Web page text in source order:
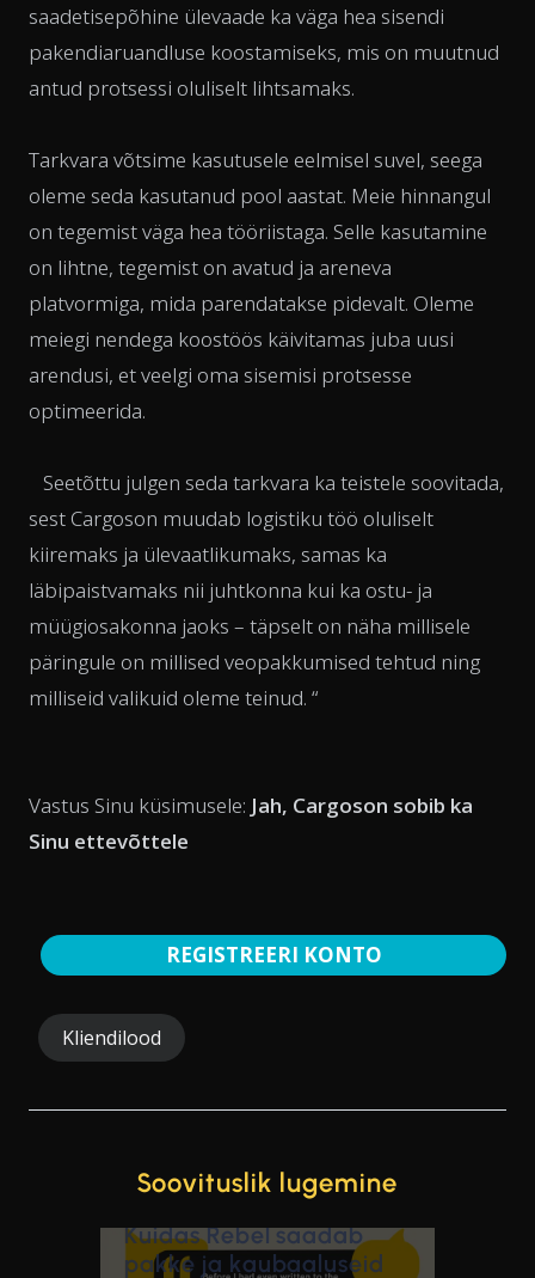
saadetisepõhine ülevaade ka väga hea sisendi
pakendiaruandluse koostamiseks, mis on muutnud
antud protsessi oluliselt lihtsamaks.
Tarkvara võtsime kasutusele eelmisel suvel, seega
oleme seda kasutanud pool aastat. Meie hinnangul
on tegemist väga hea tööriistaga. Selle kasutamine
on lihtne, tegemist on avatud ja areneva
platvormiga, mida parendatakse pidevalt. Oleme
meiegi nendega koostöös käivitamas juba uusi
arendusi, et veelgi oma sisemisi protsesse
optimeerida.
Seetõttu julgen seda tarkvara ka teistele soovitada,
sest Cargoson muudab logistiku töö oluliselt
kiiremaks ja ülevaatlikumaks, samas ka
läbipaistvamaks nii juhtkonna kui ka ostu- ja
müügiosakonna jaoks – täpselt on näha millisele
päringule on millised veopakkumised tehtud ning
milliseid valikuid oleme teinud. “
Vastus Sinu küsimusele: Jah, Cargoson sobib ka
Sinu ettevõttele
REGISTREERI KONTO
Kliendilood
Soovituslik lugemine